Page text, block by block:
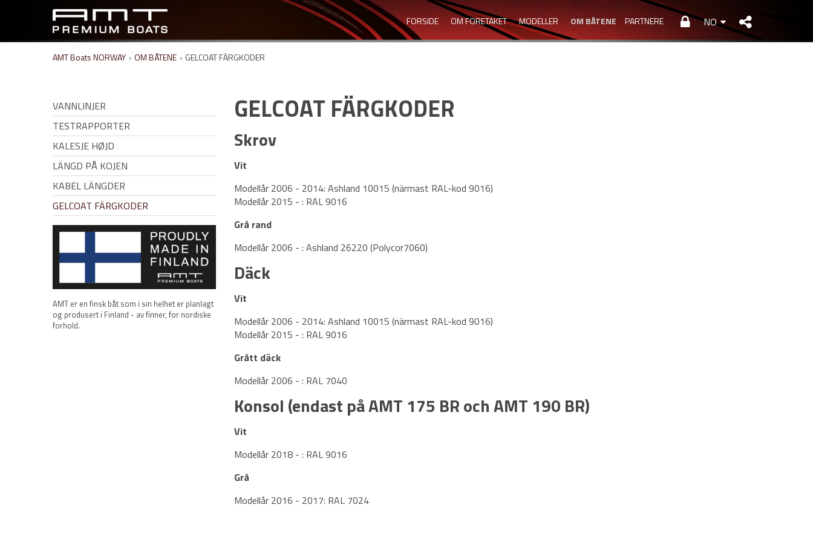
FORSIDE OM FORETAKET MODELLER OM BÅTENE PARTNERE NO
AMT Boats NORWAY › OM BÅTENE › GELCOAT FÄRGKODER
GELCOAT FÄRGKODER
Skrov
Vit
Modellår 2006 - 2014: Ashland 10015 (närmast RAL-kod 9016)
Modellår 2015 - : RAL 9016
Grå rand
Modellår 2006 - : Ashland 26220 (Polycor7060)
Däck
Vit
Modellår 2006 - 2014: Ashland 10015 (närmast RAL-kod 9016)
Modellår 2015 - : RAL 9016
Grått däck
Modellår 2006 - : RAL 7040
Konsol (endast på AMT 175 BR och AMT 190 BR)
Vit
Modellår 2018 - : RAL 9016
Grå
Modellår 2016 - 2017: RAL 7024
VANNLINJER
TESTRAPPORTER
KALESJE HØJD
LÄNGD PÅ KOJEN
KABEL LÄNGDER
GELCOAT FÄRGKODER
AMT er en finsk båt som i sin helhet er planlagt
og produsert i Finland - av finner, for nordiske
forhold.